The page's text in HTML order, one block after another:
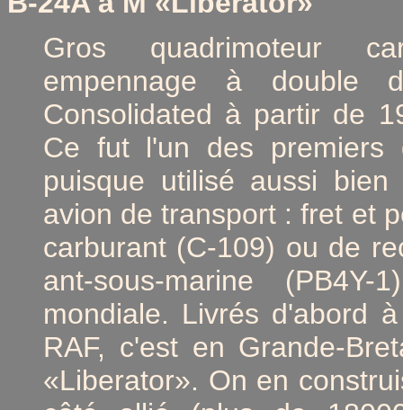
Gros quadrimoteur
empennage à double
Consolidated à partir de
Ce fut l'un des premiers
puisque utilisé aussi
avion de transport : fret et
carburant (C-109) ou de
ant-sous-marine
mondiale. Livrés d'abord
RAF, c'est en Grande-
«Liberator». On en